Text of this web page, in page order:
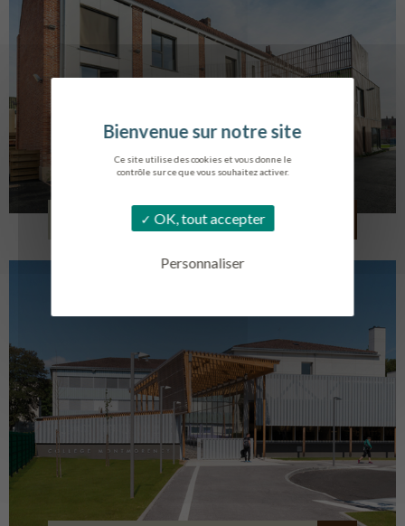
Ce site utilise des cookies et vous donne le
contrôle sur ce que vous souhaitez activer.
OK, tout accepter
Personnaliser
LOG. JEUNES TRAVAILLEURS